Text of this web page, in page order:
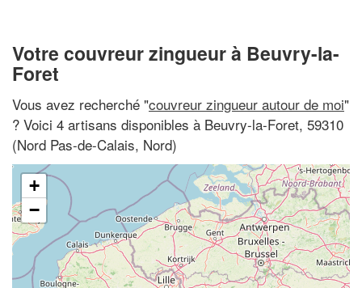
Votre couvreur zingueur à Beuvry-la-
Foret
Vous avez recherché "couvreur zingueur autour de moi"
? Voici 4 artisans disponibles à Beuvry-la-Foret, 59310
(Nord Pas-de-Calais, Nord)
+
−